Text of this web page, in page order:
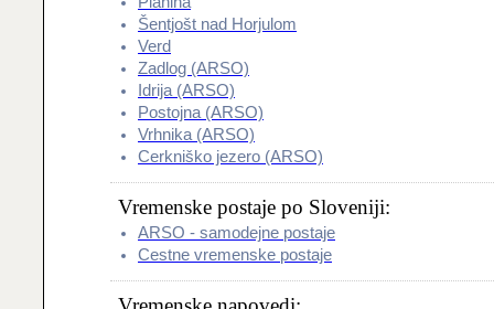
Šentjošt nad Horjulom
Verd
Zadlog (ARSO)
Idrija (ARSO)
Postojna (ARSO)
Vrhnika (ARSO)
Cerkniško jezero (ARSO)
Vremenske postaje po Sloveniji:
ARSO - samodejne postaje
Cestne vremenske postaje